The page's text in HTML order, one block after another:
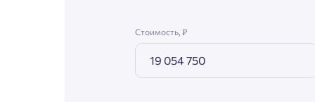
Стоимость, ₽